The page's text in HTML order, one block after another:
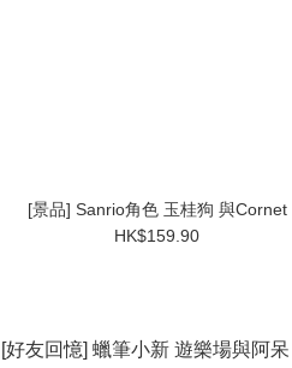
[景品] Sanrio角色 玉桂狗 與Cornet
HK$159.90